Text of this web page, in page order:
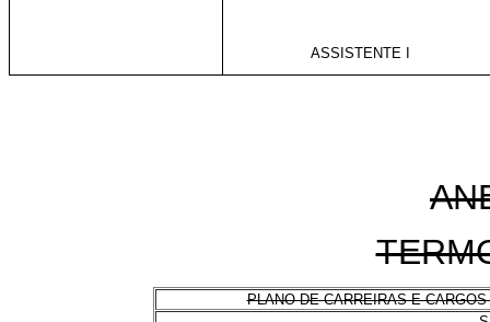
ASSISTENTE I
PLANO DE CARREIRAS E